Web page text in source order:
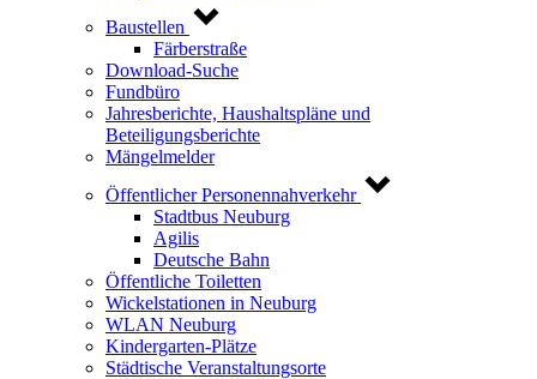
Baustellen
Färberstraße
Download-Suche
Fundbüro
Jahresberichte, Haushaltspläne und
Beteiligungsberichte
Mängelmelder
Öffentlicher Personennahverkehr
Stadtbus Neuburg
Agilis
Deutsche Bahn
Öffentliche Toiletten
Wickelstationen in Neuburg
WLAN Neuburg
Kindergarten-Plätze
Städtische Veranstaltungsorte